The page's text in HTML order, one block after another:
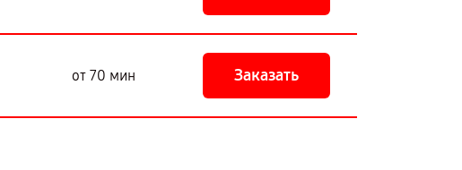
от 70 мин Заказать